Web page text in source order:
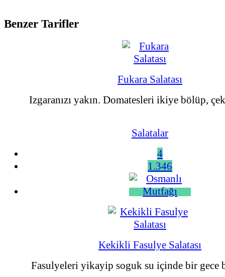
Benzer Tarifler
Fukara Salatası
Izgaranızı yakın. Domatesleri ikiye bölüp,
Salatalar
4
1.346
Kekikli Fasulye Salatası
Fasulyeleri yikayip soguk su içinde bir gece